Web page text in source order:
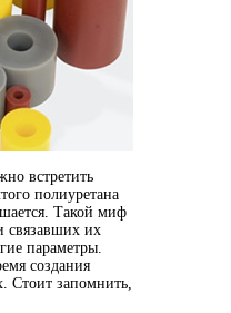
встретить
полиуретана
Такой миф
связавших их
параметры.
создания
Стоит запомнить,